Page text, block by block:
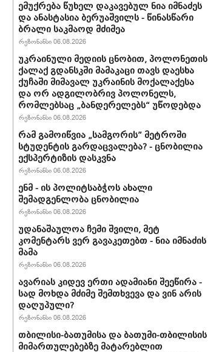
ემუქრება წუხელ დაკავებულ ნია იმნაძეს
და ანასტასია ბერუაშვილს - წინასწარი
ბრალი საკმაოდ მძიმეა
რეზონანსი 06.08.2026
უკრაინული მედიის ცნობით, პოლონეთის
ქალაქ გდანსკში მამაკაცი თავს დაესხა
ქუჩაში მიმავალ უკრაინის მოქალაქესა
და ორ ადგილობრივ პოლონელს,
რომლებსაც „ბანდერელებს“ უწოდებდა
რეზონანსი 06.08.2026
რამ გამოიწვია „სამგორის” მეტროში
სტუდენტის გარდაცვალება? - ცნობილია
ექსპერტიზის დასკვნა
რეზონანსი 06.08.2026
ენმ - ის პოლიტსაბჭოს ახალი
შემადგენლობა ცნობილია
რეზონანსი 06.08.2026
უდანაშაულოა ჩემი შვილი, მეტ
კომენტარს ვერ გავაკეთებთ - ნია იმნაძის
მამა
რეზონანსი 06.08.2026
ავარიას კიდევ ერთი ადამიანი შეეწირა -
სად მოხდა მძიმე შემთხვევა და ვინ არის
დაღუპული?
რეზონანსი 06.08.2026
თბილისი-ბათუმისა და ბათუმი-თბილისის
მიმართულებებზე მატარებლით